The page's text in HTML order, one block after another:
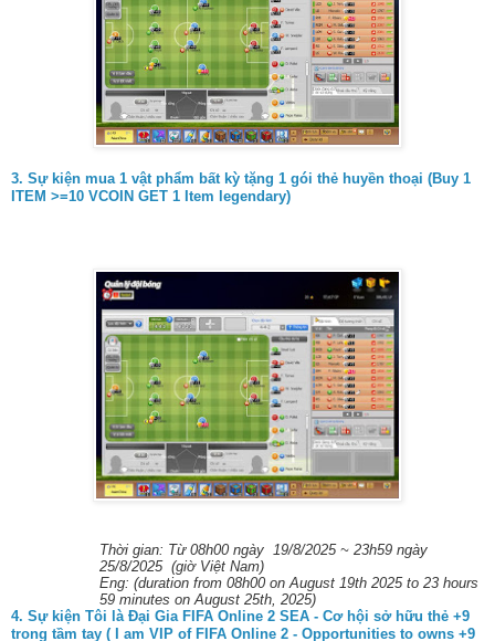
3. Sự kiện mua 1 vật phẩm bất kỳ tặng 1 gói thẻ huyền thoại (Buy 1
ITEM >=10 VCOIN GET 1 Item legendary)
Thời gian: Từ 08h00 ngày 19/8/2025 ~ 23h59 ngày
25/8/2025 (giờ Việt Nam)
Eng: (duration from 08h00 on August 19th 2025 to 23 hours
59 minutes on August 25th, 2025)
4. Sự kiện Tôi là Đại Gia FIFA Online 2 SEA - Cơ hội sở hữu thẻ +9
trong tầm tay ( I am VIP of FIFA Online 2 - Opportunities to owns +9